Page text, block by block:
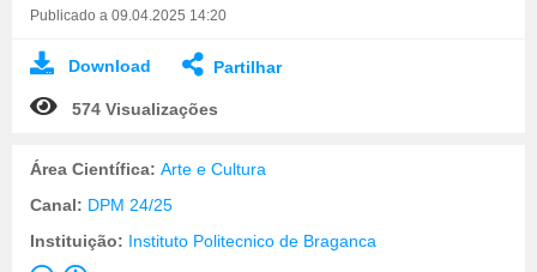
Publicado a 09.04.2025 14:20
Download Partilhar
574 Visualizações
Área Científica: Arte e Cultura
Canal: DPM 24/25
Instituição: Instituto Politecnico de Braganca